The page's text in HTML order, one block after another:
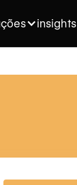
insights